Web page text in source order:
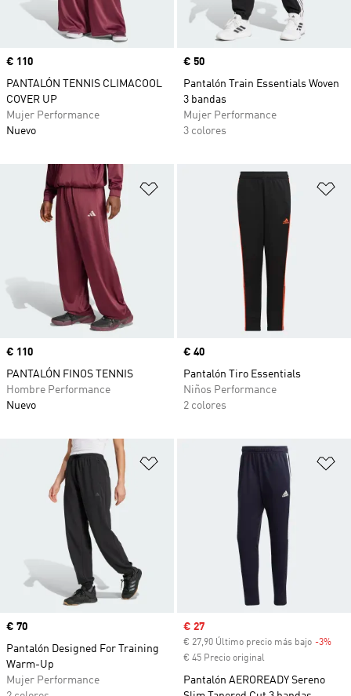
Precio
€ 110
PANTALÓN TENNIS CLIMACOOL
COVER UP
Mujer Performance
Nuevo
Precio
€ 50
Pantalón Train Essentials Woven
3 bandas
Mujer Performance
3 colores
Añadir a la lista de deseos
Precio
€ 110
PANTALÓN FINOS TENNIS
Hombre Performance
Nuevo
Precio
€ 40
Pantalón Tiro Essentials
Niños Performance
2 colores
Añadir a la lista de deseos
Precio
€ 70
Pantalón Designed For Training
Warm-Up
Mujer Performance
Precio de venta
€ 27
€ 27,90 Último precio más bajo -3%
€ 45 Precio original
Pantalón AEROREADY Sereno